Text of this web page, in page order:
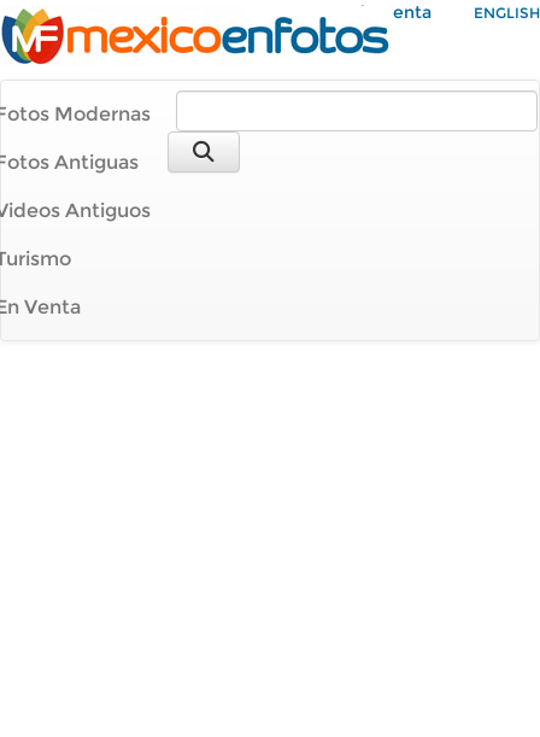
Mi Cuenta ENGLISH
Modernas
Antiguas
Antiguos
Venta